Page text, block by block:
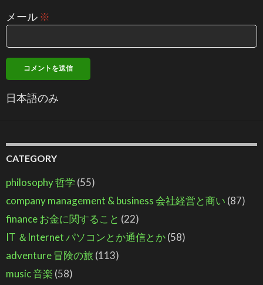
メール ※
日本語のみ
CATEGORY
philosophy 哲学 (55)
company management & business 会社経営と商い (87)
finance お金に関すること (22)
IT ＆Internet パソコンとか通信とか(58)
adventure 冒険の旅 (113)
music 音楽 (58)